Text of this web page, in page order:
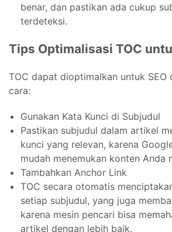
benar, dan pastikan ada cukup
terdeteksi.
Tips Optimalisasi TOC
TOC dapat dioptimalkan untuk SEO
cara:
Gunakan Kata Kunci di Subjudul
Pastikan subjudul dalam artikel
kunci yang relevan, karena
mudah menemukan konten Anda
Tambahkan Anchor Link
TOC secara otomatis
setiap subjudul, yang juga
karena mesin pencari bisa
artikel dengan lebih baik.